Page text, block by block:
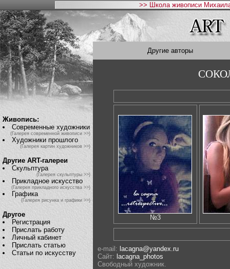
>> Школа живописи
Живопись:
Современные художники
(Галерея современной живописи >>)
Художники прошлого
(Галерея картин художников >>)
Другие ART-галереи
Скульптура
(Галерея скульптуры >>)
Прикладное искусство
(Галерея прикладного искусства >>)
Графика
(Галерея рисунка и графики >>)
Другое
Регистрация
Прислать работу
Личный кабинет
Прислать статью
Статьи по искусству
Другие авторы
№3
e-mail: lacagna@yandex.ru
Сайт: lacagna_photos
Свободный художник.